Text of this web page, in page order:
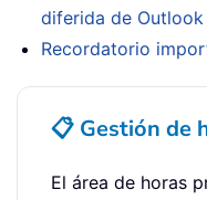
diferida de Outlook
Recordatorio
📋 Gestión de
El área de horas